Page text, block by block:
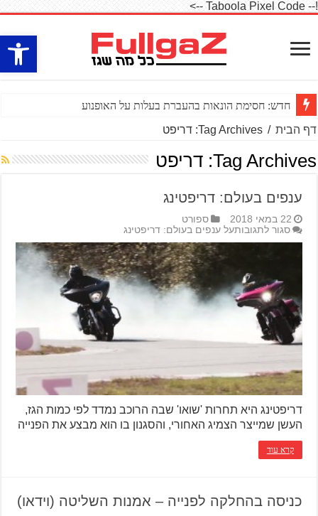
פתח
!-- Taboola Pixel Code -->
חדש: חסימת הונאות בהעברת בעלות על האופנוע
דף הבית / Tag Archives: דריפט
Tag Archives: דריפט
ענפים בעולם: דריפטינג
22 במאי 2018
ספורט
סגור לתגובותעל ענפים בעולם: דריפטינג
דריפטינג היא תחרות 'שואו' שבה הרוכב נמדד לפי כמות הגז,
העשן שמייצר הצמיג האחורי, והסגנון בו הוא מבצע את הפנייה
קרא עוד
כניסה בהחלקה לפנייה – אמנות השליטה (וידאו)